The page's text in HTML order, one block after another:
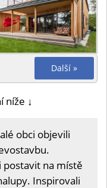
Další »
níže ↓
obci objevili
postavit na místě
Inspirovali